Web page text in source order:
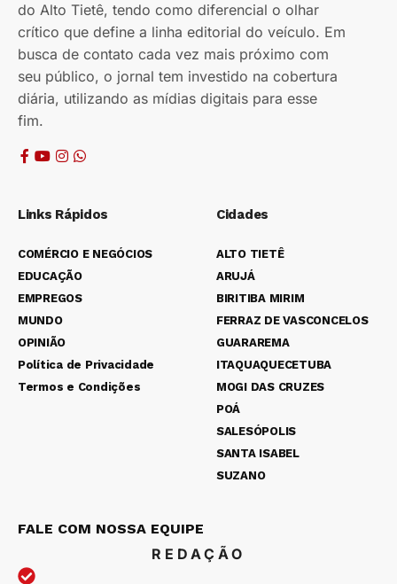
do Alto Tietê, tendo como diferencial o olhar
crítico que define a linha editorial do veículo. Em
busca de contato cada vez mais próximo com
seu público, o jornal tem investido na cobertura
diária, utilizando as mídias digitais para esse
fim.
Links Rápidos
COMÉRCIO E NEGÓCIOS
EDUCAÇÃO
EMPREGOS
MUNDO
OPINIÃO
Política de Privacidade
Termos e Condições
Cidades
ALTO TIETÊ
ARUJÁ
BIRITIBA MIRIM
FERRAZ DE VASCONCELOS
GUARAREMA
ITAQUAQUECETUBA
MOGI DAS CRUZES
POÁ
SALESÓPOLIS
SANTA ISABEL
SUZANO
FALE COM NOSSA EQUIPE
REDAÇÃO